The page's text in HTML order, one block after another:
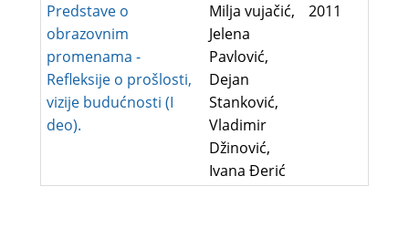
Predstave o
obrazovnim
promenama -
Refleksije o prošlosti,
vizije budućnosti (I
deo).
Milja vujačić,
Jelena
Pavlović,
Dejan
Stanković,
Vladimir
Džinović,
Ivana Đerić
2011